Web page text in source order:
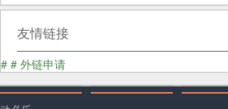
友情链接
# # 外链申请